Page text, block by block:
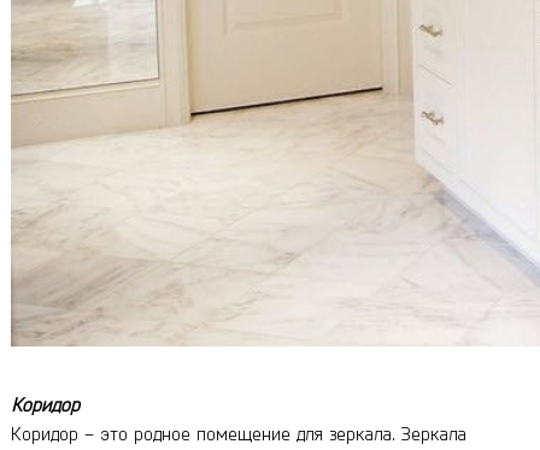
Коридор
Коридор – это родное помещение для зеркала. Зеркала